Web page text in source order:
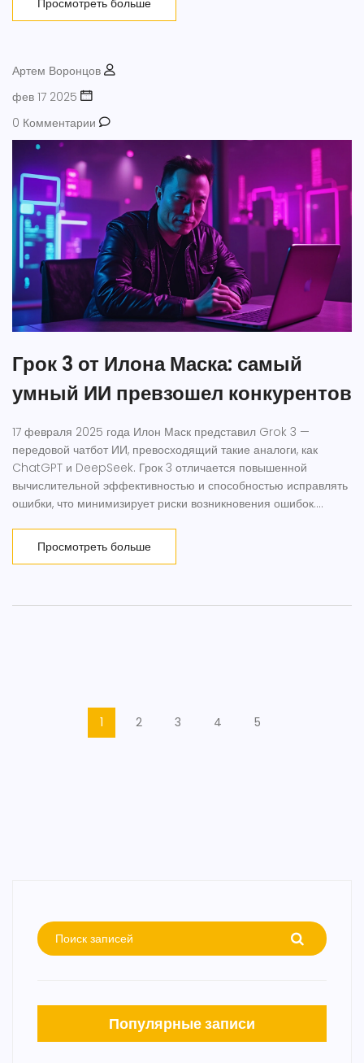
Просмотреть больше
Артем Воронцов
фев 17 2025
0 Комментарии
Грок 3 от Илона Маска: самый
умный ИИ превзошел конкурентов
17 февраля 2025 года Илон Маск представил Grok 3 —
передовой чатбот ИИ, превосходящий такие аналоги, как
ChatGPT и DeepSeek. Грок 3 отличается повышенной
вычислительной эффективностью и способностью исправлять
ошибки, что минимизирует риски возникновения ошибок.
её продвижение направлено на развитие этичного и
нейтрального ИИ.
Просмотреть больше
1 2 3 4 5
Популярные записи